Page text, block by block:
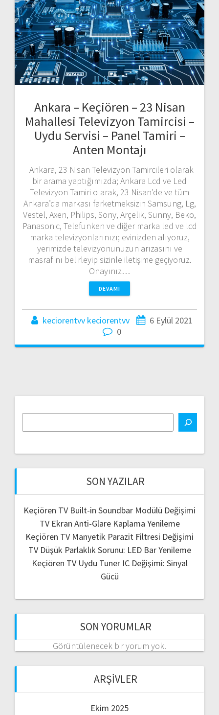
Ankara – Keçiören – 23 Nisan
Mahallesi Televizyon Tamircisi –
Uydu Servisi – Panel Tamiri –
Anten Montajı
Ankara, 23 Nisan Televizyon Tamircileri olarak
bir arama yaptığımızda; Ankara Lcd ve Led
Televizyon Tamiri olarak, 23 Nisan’de ve tüm
Ankara’da markası farketmeksizin Samsung, Lg,
Vestel, Axen, Philips, Sony, Arçelik, Sunny, Beko,
Panasonic, Telefunken ve diğer marka led ve lcd
marka televizyonlarınızı; evinizden alıyoruz,
yerimizde televizyonunuzun arızasını ve
masrafını belirleyip sizinle iletişime geçiyoruz.
Onayınız…
DEVAMI
keciorentvv keciorentvv
6 Eylül 2021
0
SON YAZILAR
Keçiören TV Built-in Soundbar Modülü Değişimi
TV Ekran Anti-Glare Kaplama Yenileme
Keçiören TV Manyetik Parazit Filtresi Değişimi
TV Düşük Parlaklık Sorunu: LED Bar Yenileme
Keçiören TV Uydu Tuner IC Değişimi: Sinyal
Gücü
SON YORUMLAR
Görüntülenecek bir yorum yok.
ARŞIVLER
Ekim 2025